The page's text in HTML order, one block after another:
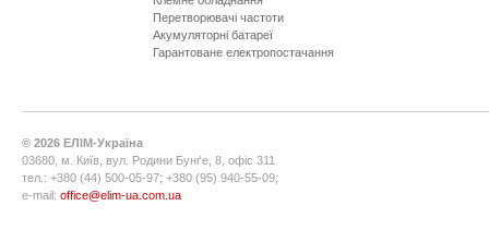
Перетворювачі частоти
Акумуляторні батареї
Гарантоване електропостачання
© 2026 ЕЛІМ-Україна
03680, м. Київ, вул. Родини Бунґе, 8, офіс 311
тел.: +380 (44) 500-05-97; +380 (95) 940-55-09;
e-mail: office@elim-ua.com.ua